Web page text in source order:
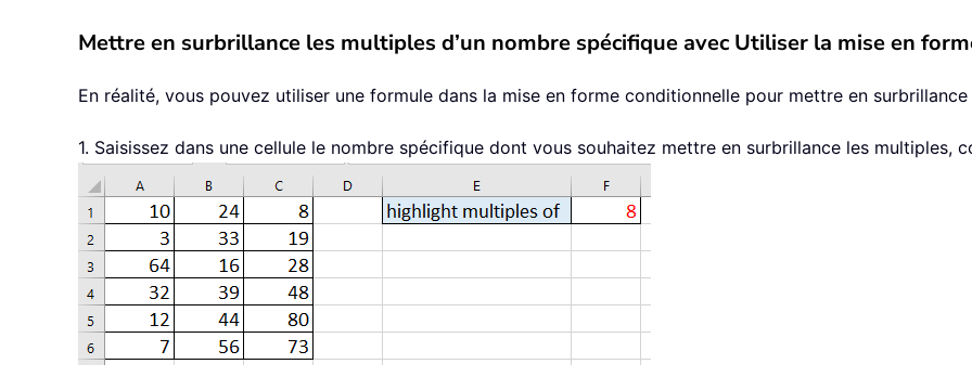
Mettre en surbrillance les multiples d’un nombre spécifique avec Utiliser la mise en
En réalité, vous pouvez utiliser une formule dans la mise en forme conditionnelle pour mettre en
1. Saisissez dans une cellule le nombre spécifique dont vous souhaitez mettre en surbrillance les multiples,